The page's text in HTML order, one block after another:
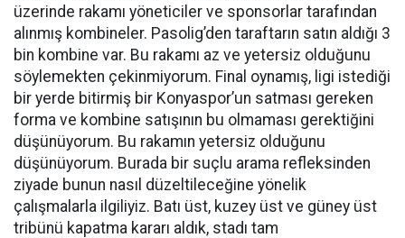
üzerinde rakamı yöneticiler ve sponsorlar tarafından
alınmış kombineler. Pasolig’den taraftarın satın aldığı 3
bin kombine var. Bu rakamı az ve yetersiz olduğunu
söylemekten çekinmiyorum. Final oynamış, ligi istediği
bir yerde bitirmiş bir Konyaspor’un satması gereken
forma ve kombine satışının bu olmaması gerektiğini
düşünüyorum. Bu rakamın yetersiz olduğunu
düşünüyorum. Burada bir suçlu arama refleksinden
ziyade bunun nasıl düzeltileceğine yönelik
çalışmalarla ilgiliyiz. Batı üst, kuzey üst ve güney üst
tribünü kapatma kararı aldık, stadı tam